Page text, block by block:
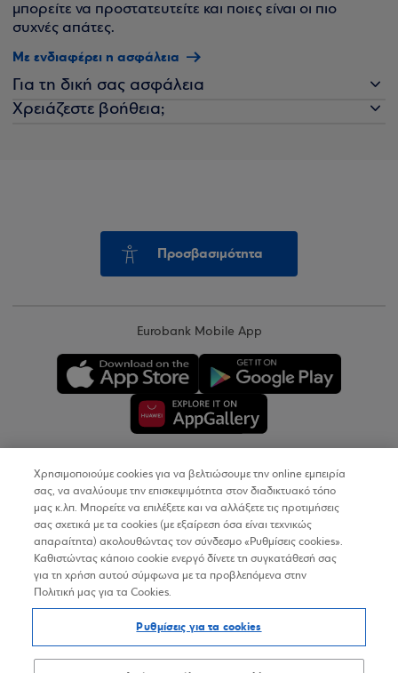
μπορείτε να προστατευτείτε και ποιες είναι οι πιο
συχνές απάτες.
Με ενδιαφέρει η ασφάλεια
Για τη δική σας ασφάλεια
Χρειάζεστε βοήθεια;
Προσβασιμότητα
Eurobank Mobile App
Copyright © 2026
Όροι Χρήσης
Προσωπικά Δεδομένα στον Διαδικτυακό Τόπο
Δήλωση Προσβασιμότητας
Sitemap
Χρησιμοποιούμε cookies για να βελτιώσουμε την online εμπειρία
σας, να αναλύουμε την επισκεψιμότητα στον διαδικτυακό τόπο
μας κ.λπ. Μπορείτε να επιλέξετε και να αλλάξετε τις προτιμήσεις
σας σχετικά με τα cookies (με εξαίρεση όσα είναι τεχνικώς
απαραίτητα) ακολουθώντας τον σύνδεσμο «Ρυθμίσεις cookies».
Καθιστώντας κάποιο cookie ενεργό δίνετε τη συγκατάθεσή σας
για τη χρήση αυτού σύμφωνα με τα προβλεπόμενα στην
Πολιτική μας για τα Cookies.
Ρυθμίσεις για τα cookies